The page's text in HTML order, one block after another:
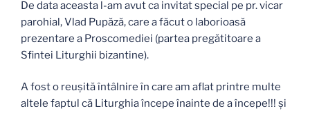
De data aceasta l-am avut ca invitat special pe pr. vicar
parohial, Vlad Pupăză, care a făcut o laborioasă
prezentare a Proscomediei (partea pregătitoare a
Sfintei Liturghii bizantine).
A fost o reușită întâlnire în care am aflat printre multe
altele faptul că Liturghia începe înainte de a începe!!! și